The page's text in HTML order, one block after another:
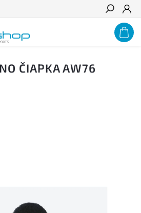
Hľadať
ČIAPKA AW76